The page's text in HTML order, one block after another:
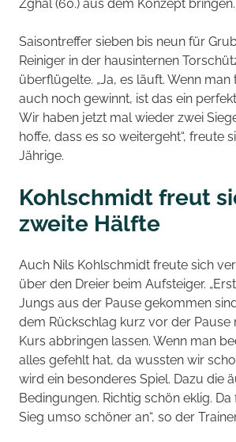
Zghal (60.) aus dem Konzept bringen.
Saisontreffer sieben bis neun für
Reiniger in der hausinternen
überflügelte. „Ja, es läuft. Wenn
auch noch gewinnt, ist das ein
Wir haben jetzt mal wieder zwei
hoffe, dass es so weitergeht“, freute
Jährige.
Kohlschmidt freut
zweite Hälfte
Auch Nils Kohlschmidt freute sich
über den Dreier beim Aufsteiger.
Jungs aus der Pause gekommen
dem Rückschlag kurz vor der Pause
Kurs abbringen lassen. Wenn man
alles gefehlt hat, da wussten wir
wird ein besonderes Spiel. Dazu die
Bedingungen. Richtig schön eklig.
Sieg umso schöner an“, so der